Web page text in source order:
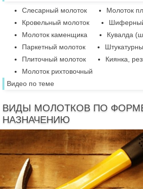
Слесарный молоток
Молоток
Кровельный молоток
Молоток каменщика
Кувалда
Паркетный молоток
Плиточный молоток
Киянка,
Молоток рихтовочный
Видео по теме
ВИДЫ МОЛОТКОВ ПО
НАЗНАЧЕНИЮ